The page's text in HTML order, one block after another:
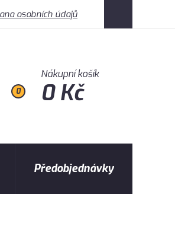
osobních údajů
0
Nákupní košík
0 Kč
Předobjednávky